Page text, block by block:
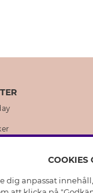
COOKIES
anpassat